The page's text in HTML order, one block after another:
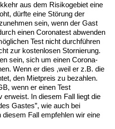
aus dem Risikogebiet eine
dürfte eine Störung der
sein, wenn der Gast
einen Coronatest abwenden
Test nicht durchführen
zur kostenlosen Stornierung.
sein, sich um einen Corona-
Wenn er dies ,weil er z.B. die
den Mietpreis zu bezahlen.
wenn er einen Test
erweist. In diesem Fall liegt die
Gastes”, wie auch bei
Fall empfehlen wir eine